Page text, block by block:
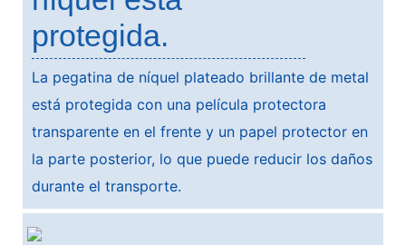
protegida.
La pegatina de níquel plateado brillante de metal
está protegida con una película protectora
transparente en el frente y un papel protector en
la parte posterior, lo que puede reducir los daños
durante el transporte.